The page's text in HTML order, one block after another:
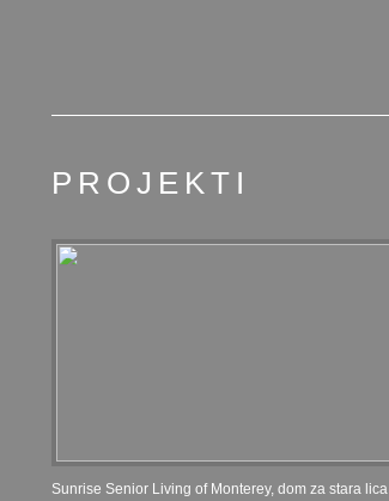
PROJEKTI
Sunrise Senior Living of Monterey, dom za stara lica